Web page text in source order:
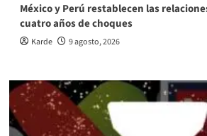
México y Perú restablecen las
cuatro años de choques
Karde 9 agosto, 2026